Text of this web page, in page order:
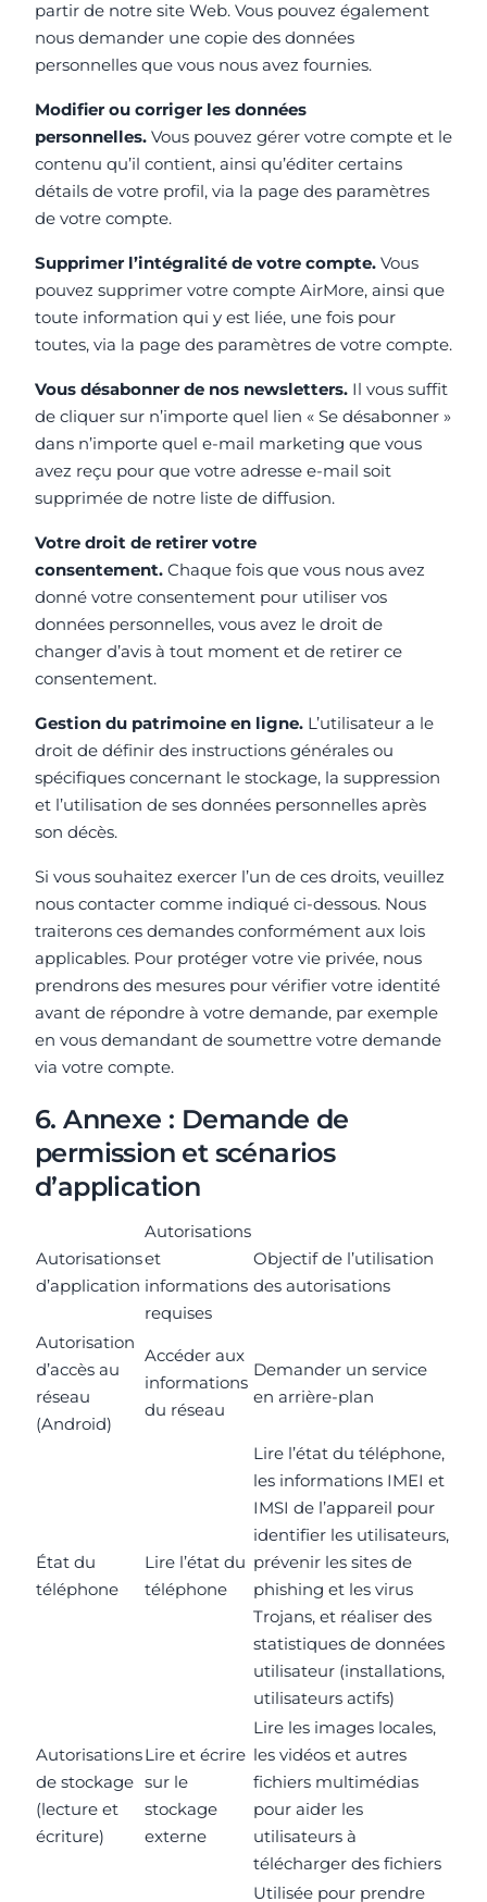
partir de notre site Web. Vous pouvez également
nous demander une copie des données
personnelles que vous nous avez fournies.
Modifier ou corriger les données
personnelles. Vous pouvez gérer votre compte et le
contenu qu’il contient, ainsi qu’éditer certains
détails de votre profil, via la page des paramètres
de votre compte.
Supprimer l’intégralité de votre compte. Vous
pouvez supprimer votre compte AirMore, ainsi que
toute information qui y est liée, une fois pour
toutes, via la page des paramètres de votre compte.
Vous désabonner de nos newsletters. Il vous suffit
de cliquer sur n’importe quel lien « Se désabonner »
dans n’importe quel e-mail marketing que vous
avez reçu pour que votre adresse e-mail soit
supprimée de notre liste de diffusion.
Votre droit de retirer votre
consentement. Chaque fois que vous nous avez
donné votre consentement pour utiliser vos
données personnelles, vous avez le droit de
changer d’avis à tout moment et de retirer ce
consentement.
Gestion du patrimoine en ligne. L’utilisateur a le
droit de définir des instructions générales ou
spécifiques concernant le stockage, la suppression
et l’utilisation de ses données personnelles après
son décès.
Si vous souhaitez exercer l’un de ces droits, veuillez
nous contacter comme indiqué ci-dessous. Nous
traiterons ces demandes conformément aux lois
applicables. Pour protéger votre vie privée, nous
prendrons des mesures pour vérifier votre identité
avant de répondre à votre demande, par exemple
en vous demandant de soumettre votre demande
via votre compte.
6. Annexe : Demande de
permission et scénarios
d’application
Autorisations
d’application
Autorisations
et
informations
requises
Objectif de l’utilisation
des autorisations
Autorisation
d’accès au
réseau
(Android)
Accéder aux
informations
du réseau
Demander un service
en arrière-plan
État du
téléphone
Lire l’état du
téléphone
Lire l’état du téléphone,
les informations IMEI et
IMSI de l’appareil pour
identifier les utilisateurs,
prévenir les sites de
phishing et les virus
Trojans, et réaliser des
statistiques de données
utilisateur (installations,
utilisateurs actifs)
Autorisations
de stockage
(lecture et
écriture)
Lire et écrire
sur le
stockage
externe
Lire les images locales,
les vidéos et autres
fichiers multimédias
pour aider les
utilisateurs à
télécharger des fichiers
Utilisée pour prendre